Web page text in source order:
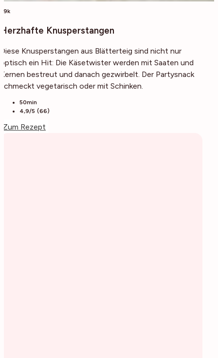
59k
Herzhafte Knusperstangen
Diese Knusperstangen aus Blätterteig sind nicht nur
optisch ein Hit: Die Käsetwister werden mit Saaten und
Kernen bestreut und danach gezwirbelt. Der Partysnack
schmeckt vegetarisch oder mit Schinken.
50min
4,9/5 (66)
Zum Rezept